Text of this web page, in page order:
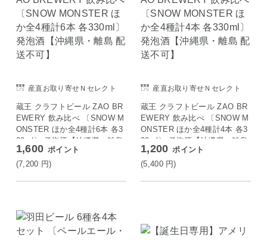
産直お取り寄せＮセレクト
蔵王 クラフトビール ZAO BR
EWERY 飲み比べ 〔SNOW M
ONSTER ほか全4種計6本 各3
30ml〕 発泡酒【沖縄県・離島
配送不可】
1,600 ポイント
(7,200 円)
産直お取り寄せＮセレクト
蔵王 クラフトビール ZAO BR
EWERY 飲み比べ 〔SNOW M
ONSTER ほか全4種計4本 各3
30ml〕 発泡酒【沖縄県・離島
配送不可】
1,200 ポイント
(5,400 円)